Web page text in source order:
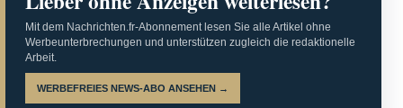
Mit dem Nachrichten.fr-Abonnement lesen Sie alle Artikel ohne
Werbeunterbrechungen und unterstützen zugleich die redaktionelle
Arbeit.
WERBEFREIES NEWS-ABO ANSEHEN →